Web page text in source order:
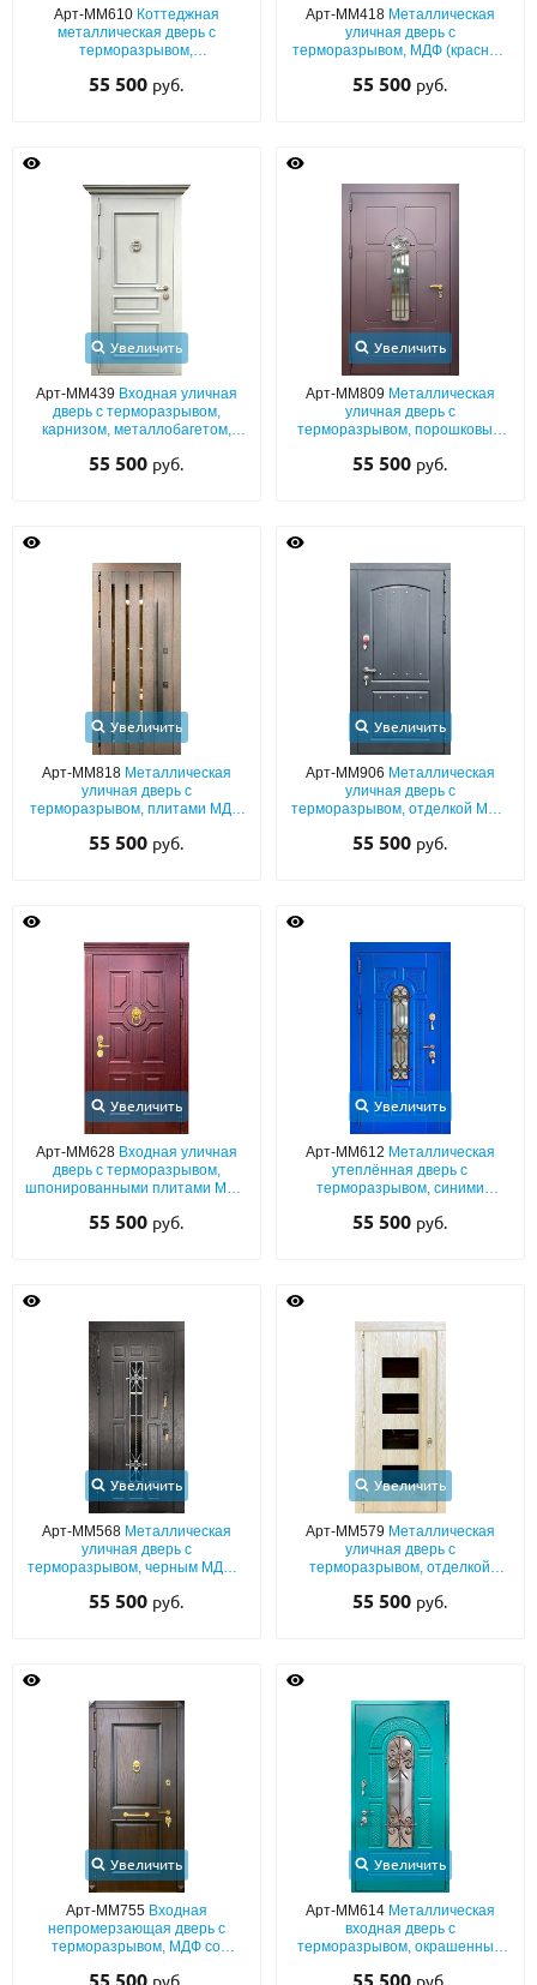
Арт-ММ610 Коттеджная
металлическая дверь с
терморазрывом,
МДФ с остеклением и кованой
55 500 руб.
Арт-ММ418 Металлическая
уличная дверь с
терморазрывом, МДФ (красный
кнокером
55 500 руб.
Увеличить
Арт-ММ439 Входная уличная
дверь с терморазрывом,
карнизом, металлобагетом,
напылением
55 500 руб.
Увеличить
Арт-ММ809 Металлическая
уличная дверь с
терморазрывом, порошковым
выдавленным рисунком,
55 500 руб.
Увеличить
Арт-ММ818 Металлическая
уличная дверь с
терморазрывом, плитами МДФ
планками, стеклом и бугельной
55 500 руб.
Увеличить
Арт-ММ906 Металлическая
уличная дверь с
терморазрывом, отделкой МДФ
сторон
55 500 руб.
Увеличить
Арт-ММ628 Входная уличная
дверь с терморазрывом,
шпонированными плитами МДФ
раскладом и кнокером «под
55 500 руб.
Увеличить
Арт-ММ612 Металлическая
утеплённая дверь с
терморазрывом, синими
с остеклением и ковкой
55 500 руб.
Увеличить
Арт-ММ568 Металлическая
уличная дверь с
терморазрывом, черным МДФ с
стеклом
55 500 руб.
Увеличить
Арт-ММ579 Металлическая
уличная дверь с
терморазрывом, отделкой
остеклением и бугельной
55 500 руб.
Увеличить
Арт-ММ755 Входная
непромерзающая дверь с
терморазрывом, МДФ со
55 500
Увеличить
Арт-ММ614 Металлическая
входная дверь с
терморазрывом, окрашенным
55 500